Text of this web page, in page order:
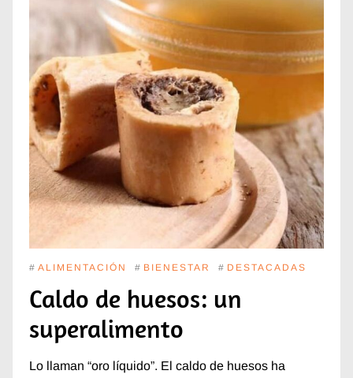
# ALIMENTACIÓN # BIENESTAR # DESTACADAS
Caldo de huesos: un
superalimento
Lo llaman “oro líquido”. El caldo de huesos ha